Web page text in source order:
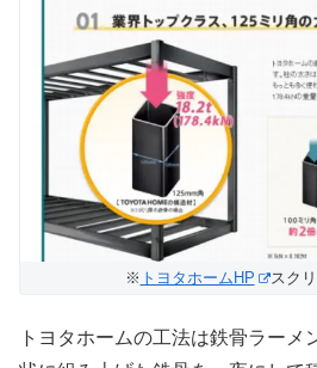
※ トヨタホームHP スク
トヨタホームの工法は鉄骨ラーメ